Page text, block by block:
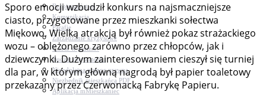
Bezpieczeństwo
Komunikacja
Parafie
Zarządzanie kryzysowe
C.ześć w gminie!
Budżet obywatelski
Nieodpłatna pomoc prawna
Niezbędnik mieszkańca PDF
Aplikacja mMieszkaniec
Sporo emocji wzbudził konkurs na najsmaczniejsze
ciasto, przygotowane przez mieszkanki sołectwa
Miękowo. Wielką atrakcją był również pokaz strażackiego
wozu – oblężonego zarówno przez chłopców, jak i
dziewczynki. Dużym zainteresowaniem cieszył się turniej
dla par, w którym główną nagrodą był papier toaletowy
przekazany przez Czerwonacką Fabrykę Papieru.